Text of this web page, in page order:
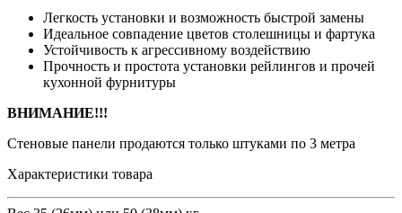
Легкость установки и возможность быстрой замены
Идеальное совпадение цветов столешницы и фартука
Устойчивость к агрессивному воздействию
Прочность и простота установки рейлингов и прочей
кухонной фурнитуры
ВНИМАНИЕ!!!
Стеновые панели продаются только штуками по 3 метра
Характеристики товара